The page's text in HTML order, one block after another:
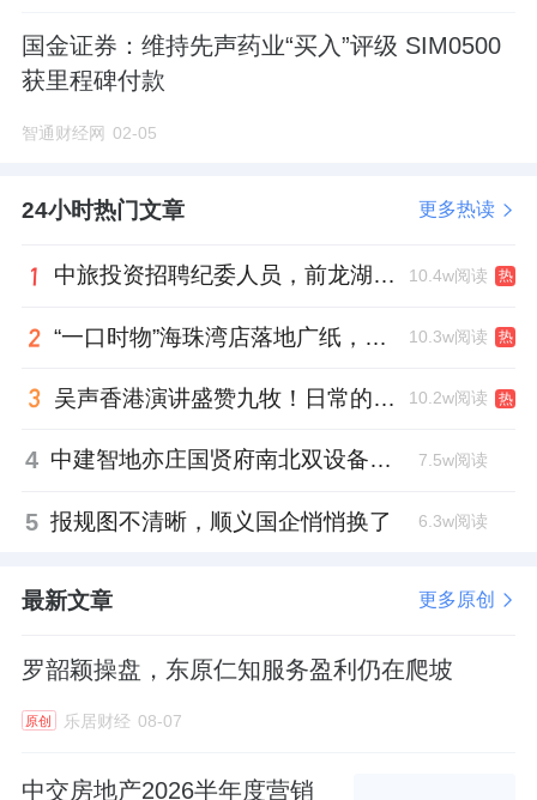
国金证券：维持先声药业“买入”评级 SIM0500
获里程碑付款
智通财经网 02-05
24小时热门文章 更多热读
中旅投资招聘纪委人员，前龙湖副总裁胡若翔掌舵 10.4w阅读 热
“一口时物”海珠湾店落地广纸，越秀地产以“新鲜现制”商业新场景打造社区高品质生活 10.3w阅读 热
吴声香港演讲盛赞九牧！日常的小锚点变成科技突破点！ 10.2w阅读 热
4 中建智地亦庄国贤府南北双设备平台，得房率创区域新高 7.5w阅读
5 报规图不清晰，顺义国企悄悄换了 6.3w阅读
最新文章 更多原创
罗韶颖操盘，东原仁知服务盈利仍在爬坡
原创 乐居财经 08-07
中交房地产2026半年度营销